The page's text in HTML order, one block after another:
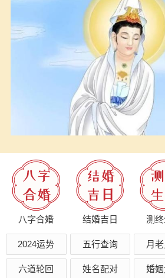
八字合婚 结婚吉日 测
2024运势 五行查询 月
六道轮回 姓名配对 婚